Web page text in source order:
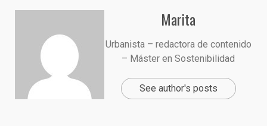
Marita
Urbanista – redactora de contenido
– Máster en Sostenibilidad
See author's posts